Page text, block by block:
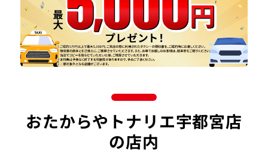
おたからやトナリエ宇都宮店
の店内